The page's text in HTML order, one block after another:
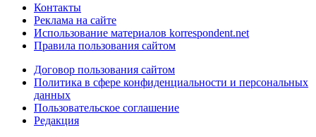
Контакты
Реклама на сайте
Использование материалов korrespondent.net
Правила пользования сайтом
Договор пользования сайтом
Политика в сфере конфиденциальности и персональных
данных
Пользовательское соглашение
Редакция